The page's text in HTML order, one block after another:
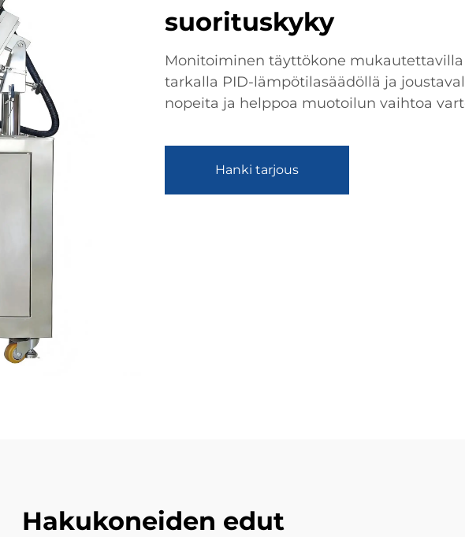
suorituskyky
Monitoiminen täyttökone
tarkalla PID-lämpötilasäädöllä ja
nopeita ja helppoa muotoilun vaihtoa
Hanki tarjous
Hakukoneiden edut